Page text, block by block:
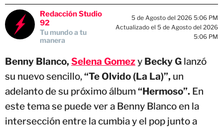
Redacción Studio
92
Tu mundo a tu
manera
5 de Agosto del 2026 5:06 PM
Actualizado el 5 de Agosto del 2026
5:06 PM
Benny Blanco, Selena Gomezy Becky G lanzó
su nuevo sencillo,“Te Olvido (La La)”, un
adelanto de su próximo álbum “Hermoso”. En
este tema se puede ver a Benny Blanco en la
intersección entre la cumbia y el pop junto a